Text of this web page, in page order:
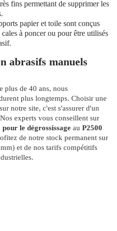
fins permettant de supprimer les
papier et toile sont conçus
à poncer ou pour être utilisés
abrasifs manuels
plus de 40 ans, nous
plus longtemps. Choisir une
sur notre site, c'est s'assurer d'un
experts vous conseillent sur
pour le dégrossissage au P2500
de notre stock permanent sur
et de nos tarifs compétitifs